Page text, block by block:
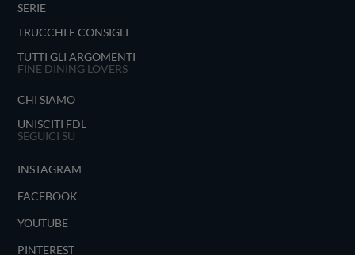
SERIE
TRUCCHI E CONSIGLI
TUTTI GLI ARGOMENTI
FINE DINING LOVERS
CHI SIAMO
UNISCITI FDL
SEGUICI SU
INSTAGRAM
FACEBOOK
YOUTUBE
PINTEREST